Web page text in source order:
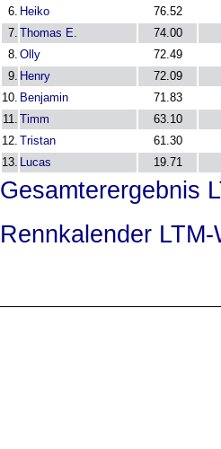
6. Heiko 76.52
7. Thomas E. 74.00
8. Olly 72.49
9. Henry 72.09
10. Benjamin 71.83
11. Timm 63.10
12. Tristan 61.30
13. Lucas 19.71
Gesamterergebnis
Rennkalender